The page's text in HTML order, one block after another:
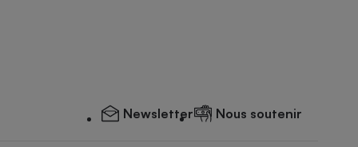
Newsletter Nous soutenir